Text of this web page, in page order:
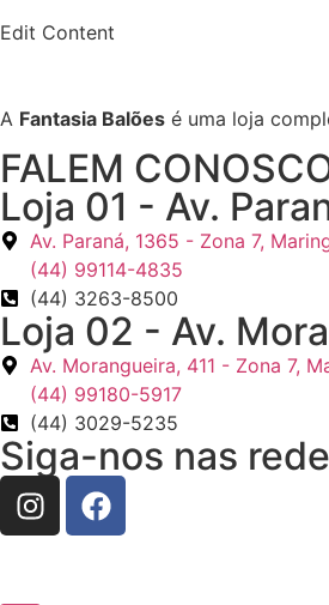
Edit Content
A Fantasia Balões é uma loja
FALEM
Loja 01 - Av.
Av. Paraná, 1365 - Zona 7,
(44) 99114-4835
(44) 3263-8500
Loja 02 - Av.
Av. Morangueira, 411 - Zona 7,
(44) 99180-5917
(44) 3029-5235
Siga-nos nas